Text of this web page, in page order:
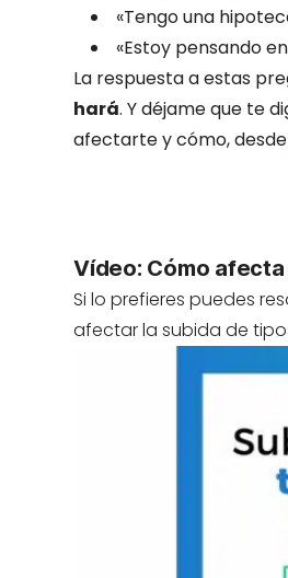
«Tengo una
«Estoy pensando
La respuesta a estas
hará. Y déjame que te
afectarte y cómo,
Vídeo: Cómo
Si lo prefieres puedes
afectar la subida de